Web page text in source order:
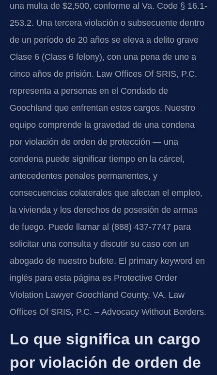
una multa de $2,500, conforme al Va. Code § 16.1-
253.2. Una tercera violación o subsecuente dentro
de un período de 20 años se eleva a delito grave
Clase 6 (Class 6 felony), con una pena de uno a
cinco años de prisión. Law Offices Of SRIS, P.C.
representa a personas en el Condado de
Goochland que enfrentan estos cargos. Nuestro
equipo comprende la gravedad de una condena
por violación de orden de protección — una
condena puede significar tiempo en la cárcel,
antecedentes penales permanentes, y
consecuencias colaterales que afectan el empleo,
la vivienda y los derechos de posesión de armas
de fuego. Puede llamar al (888) 437-7747 para
solicitar una consulta y discutir su caso con un
abogado de nuestro bufete. El primary keyword en
inglés para esta página es Protective Order
Violation Lawyer Goochland County, VA. Law
Offices Of SRIS, P.C. – Advocacy Without Borders.
Lo que significa un cargo
por violación de orden de